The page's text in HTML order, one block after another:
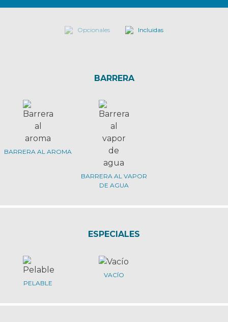
Opcionales Incluidas
BARRERA
BARRERA AL AROMA
BARRERA AL VAPOR
DE AGUA
ESPECIALES
PELABLE
VACÍO